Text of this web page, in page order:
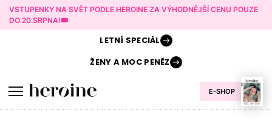
VSTUPENKY NA SVĚT PODLE HEROINE ZA VÝHODNĚJŠÍ CENU POUZE
DO 20.SRPNA!🎟️
E-SHOP
LETNÍ SPECIÁL
ŽENY AMOC PENĚZ